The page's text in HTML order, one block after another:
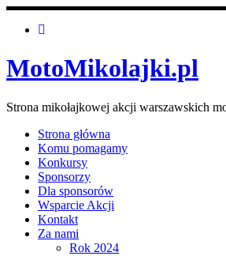
MotoMikolajki.pl
Strona mikołajkowej akcji warszawskich
Strona główna
Komu pomagamy
Konkursy
Sponsorzy
Dla sponsorów
Wsparcie Akcji
Kontakt
Za nami
Rok 2024